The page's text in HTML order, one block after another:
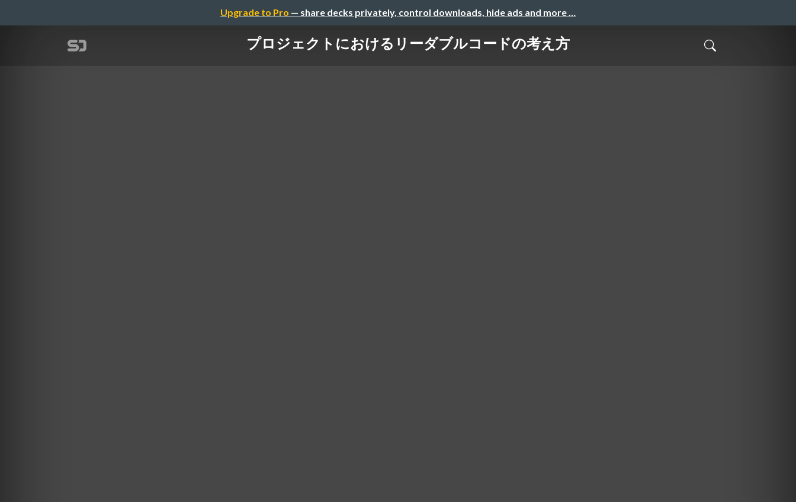
Upgrade to Pro — share decks privately, control downloads, hide ads and more …
プロジェクトにおけるリーダブルコードの考え方